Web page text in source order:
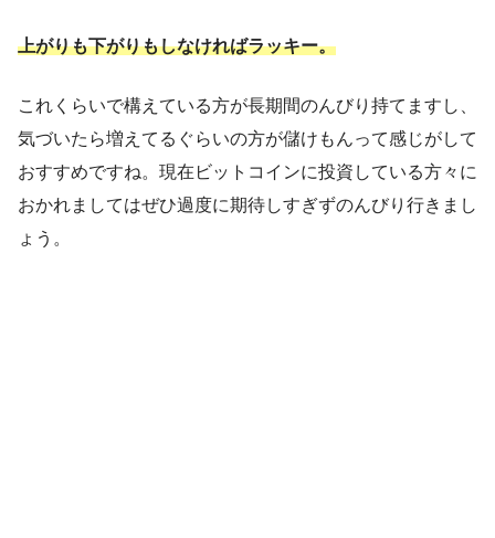
上がりも下がりもしなければラッキー。
これくらいで構えている方が長期間のんびり持てますし、
気づいたら増えてるぐらいの方が儲けもんって感じがして
おすすめですね。現在ビットコインに投資している方々に
おかれましてはぜひ過度に期待しすぎずのんびり行きまし
ょう。